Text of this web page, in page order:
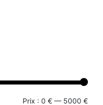
Prix : 0 € — 5000 €